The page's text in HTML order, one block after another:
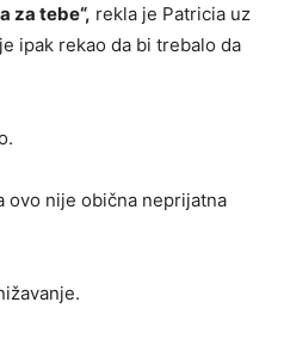
za tebe“, rekla je Patricia uz
ipak rekao da bi trebalo da
ovo nije obična neprijatna